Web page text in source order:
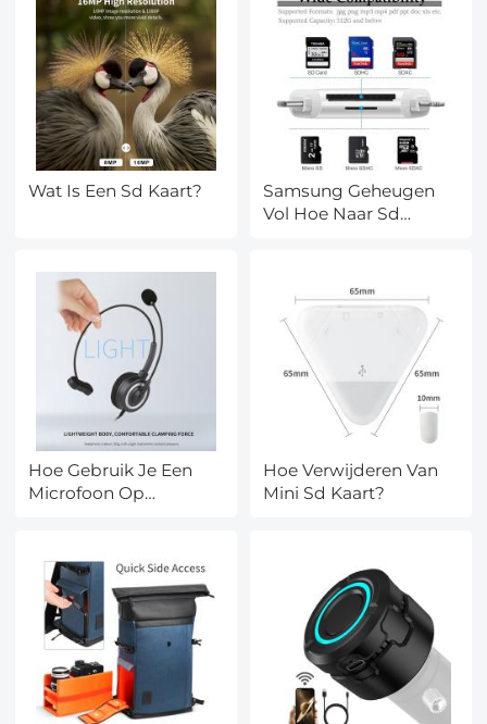
Wat Is Een Sd Kaart?
Samsung Geheugen
Vol Hoe Naar Sd
Hoe Gebruik Je Een
Microfoon Op
Hoe Verwijderen Van
Mini Sd Kaart?